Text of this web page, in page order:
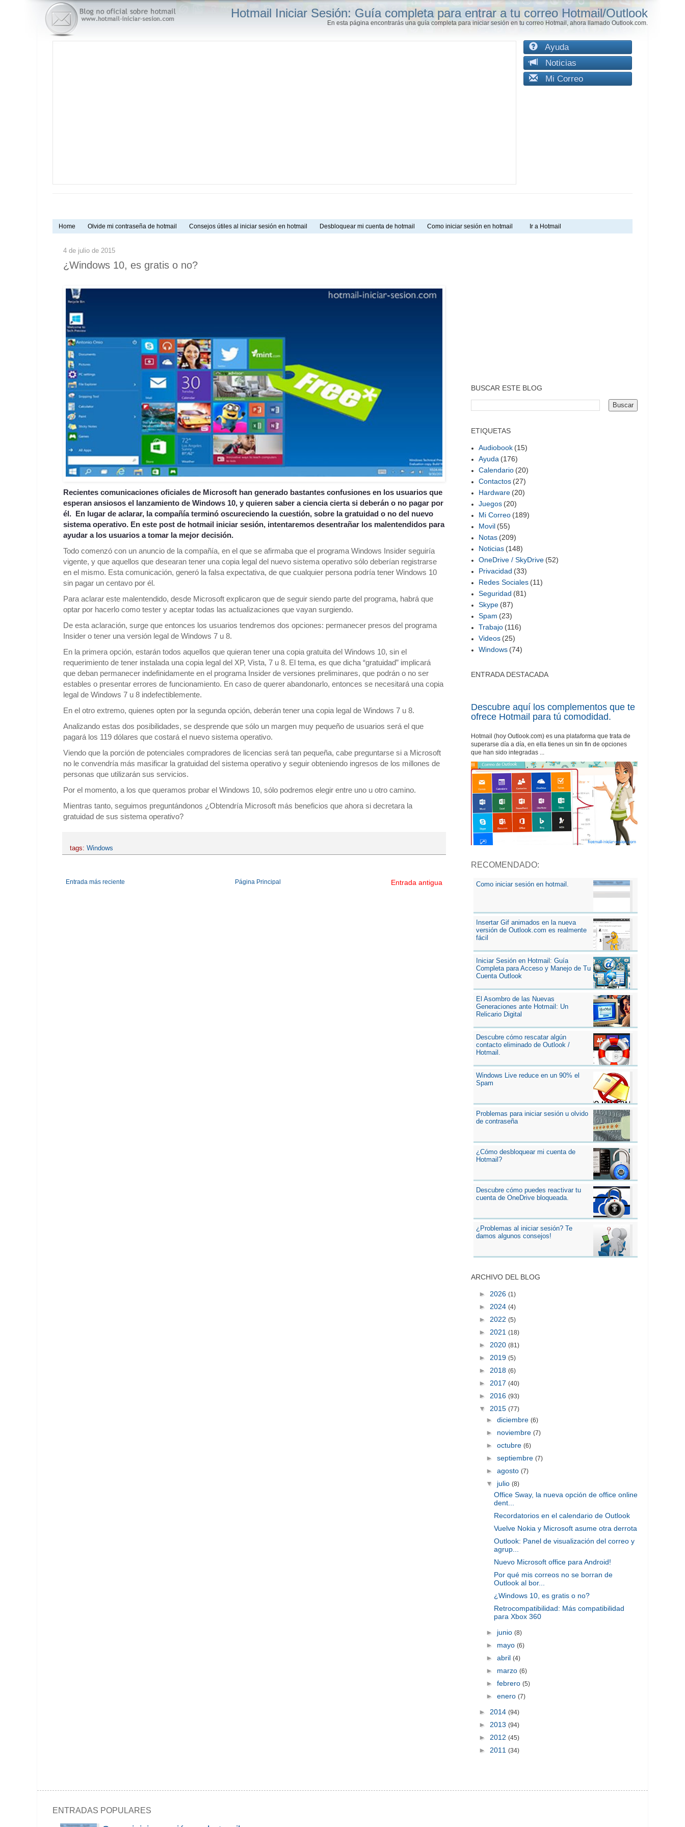
Hotmail Iniciar Sesión: Guía completa para entrar a tu correo Hotmail/Outlook
En esta página encontrarás una guía completa para iniciar sesión en tu correo Hotmail, ahora llamado Outlook.com.
Ayuda
Noticias
Mi Correo
Home Olvide mi contraseña de hotmail Consejos útiles al iniciar sesión en hotmail Desbloquear mi cuenta de hotmail Como iniciar sesión en hotmail Ir a Hotmail
4 de julio de 2015
¿Windows 10, es gratis o no?
Recientes comunicaciones oficiales de Microsoft han generado bastantes confusiones en los usuarios que
esperan ansiosos el lanzamiento de Windows 10, y quieren saber a ciencia cierta si deberán o no pagar por
él. En lugar de aclarar, la compañía terminó oscureciendo la cuestión, sobre la gratuidad o no del nuevo
sistema operativo. En este post de hotmail iniciar sesión, intentaremos desentrañar los malentendidos para
ayudar a los usuarios a tomar la mejor decisión.
Todo comenzó con un anuncio de la compañía, en el que se afirmaba que el programa Windows Insider seguiría
vigente, y que aquellos que desearan tener una copia legal del nuevo sistema operativo sólo deberían registrarse
en el mismo. Esta comunicación, generó la falsa expectativa, de que cualquier persona podría tener Windows 10
sin pagar un centavo por él.
Para aclarar este malentendido, desde Microsoft explicaron que de seguir siendo parte del programa, habrá que
optar por hacerlo como tester y aceptar todas las actualizaciones que vayan surgiendo.
De esta aclaración, surge que entonces los usuarios tendremos dos opciones: permanecer presos del programa
Insider o tener una versión legal de Windows 7 u 8.
En la primera opción, estarán todos aquellos que quieran tener una copia gratuita del Windows 10, sin el
requerimiento de tener instalada una copia legal del XP, Vista, 7 u 8. El tema, es que dicha “gratuidad” implicará
que deban permanecer indefinidamente en el programa Insider de versiones preliminares, que podrán o no ser
estables o presentar errores de funcionamiento. En caso de querer abandonarlo, entonces se necesitará una copia
legal de Windows 7 u 8 indefectiblemente.
En el otro extremo, quienes opten por la segunda opción, deberán tener una copia legal de Windows 7 u 8.
Analizando estas dos posibilidades, se desprende que sólo un margen muy pequeño de usuarios será el que
pagará los 119 dólares que costará el nuevo sistema operativo.
Viendo que la porción de potenciales compradores de licencias será tan pequeña, cabe preguntarse si a Microsoft
no le convendría más masificar la gratuidad del sistema operativo y seguir obteniendo ingresos de los millones de
personas que utilizarán sus servicios.
Por el momento, a los que queramos probar el Windows 10, sólo podremos elegir entre uno u otro camino.
Mientras tanto, seguimos preguntándonos ¿Obtendría Microsoft más beneficios que ahora si decretara la
gratuidad de sus sistema operativo?
tags: Windows
Entrada más reciente Entrada antigua
Página Principal
BUSCAR ESTE BLOG
ETIQUETAS
Audiobook (15)
Ayuda (176)
Calendario (20)
Contactos (27)
Hardware (20)
Juegos (20)
Mi Correo (189)
Movil (55)
Notas (209)
Noticias (148)
OneDrive / SkyDrive (52)
Privacidad (33)
Redes Sociales (11)
Seguridad (81)
Skype (87)
Spam (23)
Trabajo (116)
Videos (25)
Windows (74)
ENTRADA DESTACADA
Descubre aquí los complementos que te
ofrece Hotmail para tú comodidad.
Hotmail (hoy Outlook.com) es una plataforma que trata de
superarse día a día, en ella tienes un sin fin de opciones
que han sido integradas ...
RECOMENDADO:
Como iniciar sesión en hotmail.
Insertar Gif animados en la nueva
versión de Outlook.com es realmente
fácil
Iniciar Sesión en Hotmail: Guía
Completa para Acceso y Manejo de Tu
Cuenta Outlook
El Asombro de las Nuevas
Generaciones ante Hotmail: Un
Relicario Digital
Descubre cómo rescatar algún
contacto eliminado de Outlook /
Hotmail.
Windows Live reduce en un 90% el
Spam
Problemas para iniciar sesión u olvido
de contraseña
¿Cómo desbloquear mi cuenta de
Hotmail?
Descubre cómo puedes reactivar tu
cuenta de OneDrive bloqueada.
¿Problemas al iniciar sesión? Te
damos algunos consejos!
ARCHIVO DEL BLOG
► 2026 (1)
► 2024 (4)
► 2022 (5)
► 2021 (18)
► 2020 (81)
► 2019 (5)
► 2018 (6)
► 2017 (40)
► 2016 (93)
▼ 2015 (77)
► diciembre (6)
► noviembre (7)
► octubre (6)
► septiembre (7)
► agosto (7)
▼ julio (8)
Office Sway, la nueva opción de office online
dent...
Recordatorios en el calendario de Outlook
Vuelve Nokia y Microsoft asume otra derrota
Outlook: Panel de visualización del correo y
agrup...
Nuevo Microsoft office para Android!
Por qué mis correos no se borran de
Outlook al bor...
¿Windows 10, es gratis o no?
Retrocompatibilidad: Más compatibilidad
para Xbox 360
► junio (8)
► mayo (6)
► abril (4)
► marzo (6)
► febrero (5)
► enero (7)
► 2014 (94)
► 2013 (94)
► 2012 (45)
► 2011 (34)
ENTRADAS POPULARES